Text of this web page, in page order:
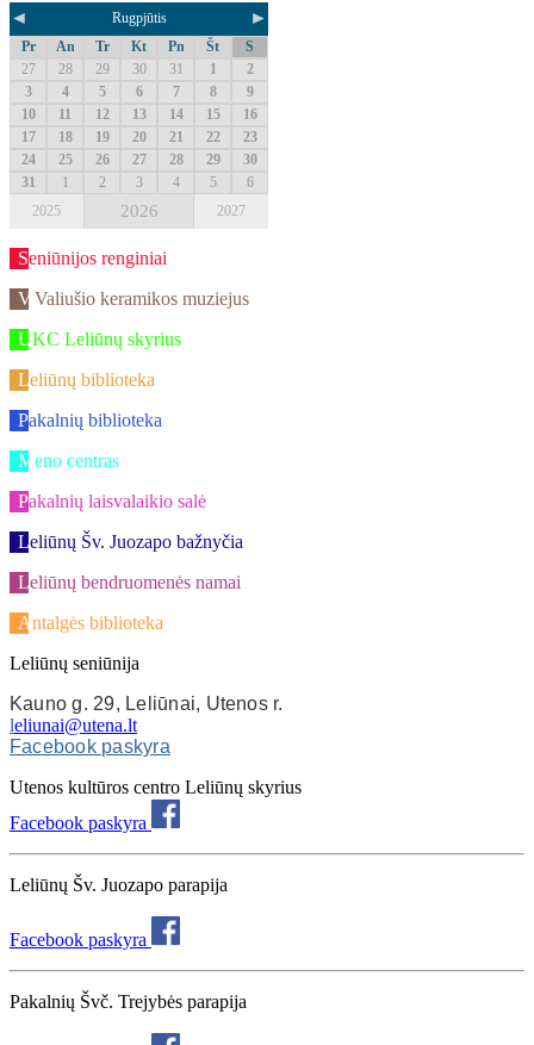
◄ Rugpjūtis ►
Pr An Tr Kt Pn Št
S
27
28 29 30 31 1
2
3
4 5 6 7 8
9
10
11 12 13 14 15
16
17
18 19 20 21 22
23
24
25 26 27 28 29
30
31
1 2 3 4 5
6
2025
2026 2027
Seniūnijos renginiai
V.Valiušio keramikos muziejus
UKC Leliūnų skyrius
Leliūnų biblioteka
Pakalnių biblioteka
Meno centras
Pakalnių laisvalaikio salė
Leliūnų Šv. Juozapo bažnyčia
Leliūnų bendruomenės namai
Antalgės biblioteka
Leliūnų seniūnija
Kauno g. 29, Leliūnai, Utenos r.
leliunai@utena.lt
Facebook paskyra
Utenos kultūros centro Leliūnų skyrius
Facebook paskyra
Leliūnų Šv. Juozapo parapija
Facebook paskyra
Pakalnių Švč. Trejybės parapija